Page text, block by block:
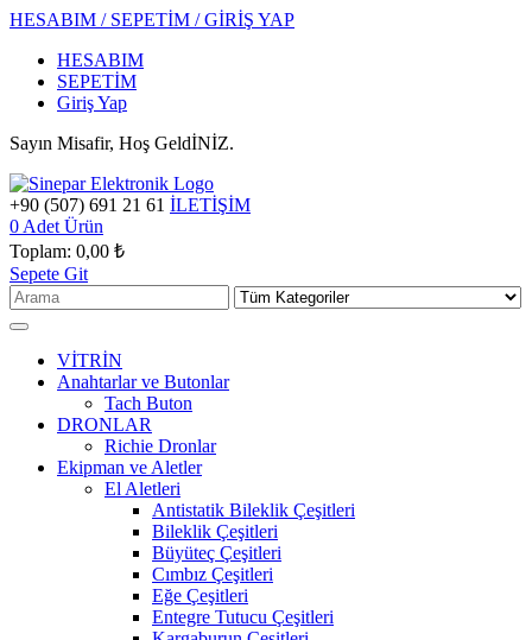
HESABIM / SEPETİM / GİRİŞ YAP
HESABIM
SEPETİM
Giriş Yap
Sayın Misafir, Hoş GeldİNİZ.
+90 (507) 691 21 61 İLETİŞİM
0 Adet Ürün
Toplam: 0,00 ₺
Sepete Git
VİTRİN
Anahtarlar ve Butonlar
Tach Buton
DRONLAR
Richie Dronlar
Ekipman ve Aletler
El Aletleri
Antistatik Bileklik Çeşitleri
Bileklik Çeşitleri
Büyüteç Çeşitleri
Cımbız Çeşitleri
Eğe Çeşitleri
Entegre Tutucu Çeşitleri